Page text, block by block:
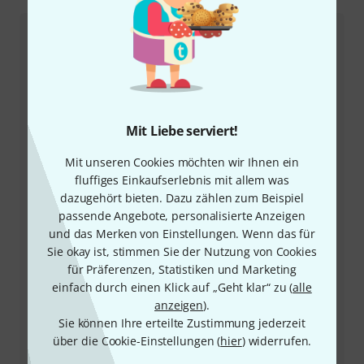
Mit Liebe serviert!
Mit unseren Cookies möchten wir Ihnen ein
fluffiges Einkaufserlebnis mit allem was
dazugehört bieten. Dazu zählen zum Beispiel
passende Angebote, personalisierte Anzeigen
und das Merken von Einstellungen. Wenn das für
Sie okay ist, stimmen Sie der Nutzung von Cookies
für Präferenzen, Statistiken und Marketing
einfach durch einen Klick auf „Geht klar“ zu (alle
anzeigen).
Sie können Ihre erteilte Zustimmung jederzeit
über die Cookie-Einstellungen (hier) widerrufen.
Kundenservice
+49-9546-9223-66
Unser Thomann Team Kundenservice steht Ihnen bei
allen Fragen und Problemen nach dem Kauf zur Seite.
Kundennummer bereithalten
Öffnungszeiten